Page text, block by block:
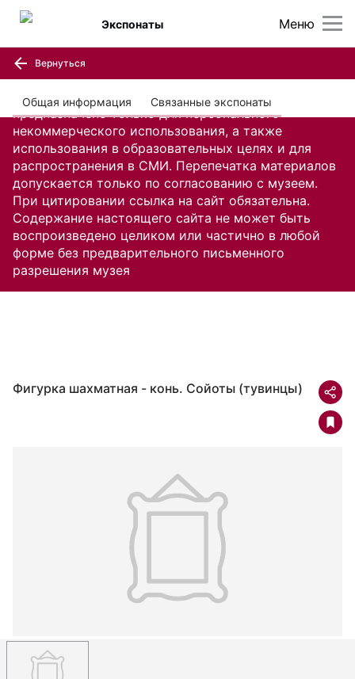
Содержание настоящего сайта, включая все
изображения и текстовую информацию,
предназначено только для персонального
некоммерческого использования, а также
использования в образовательных целях и для
распространения в СМИ. Перепечатка материалов
допускается только по согласованию с музеем.
При цитировании ссылка на сайт обязательна.
Содержание настоящего сайта не может быть
воспроизведено целиком или частично в любой
форме без предварительного письменного
разрешения музея
Меню
Экспонаты
Вернуться
Общая информация Связанные экспонаты
Фигурка шахматная - конь. Сойоты (тувинцы)